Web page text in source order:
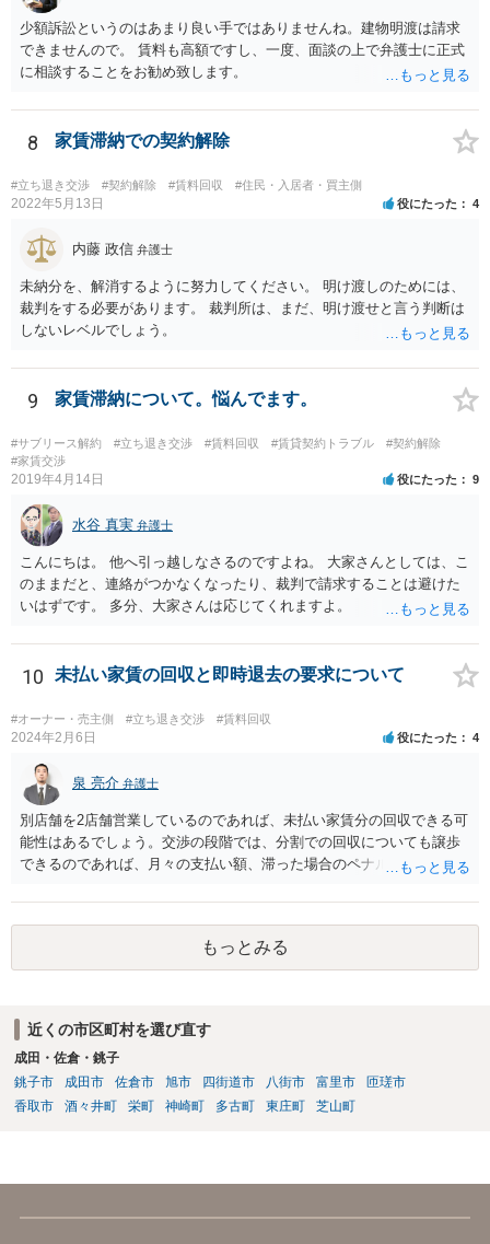
少額訴訟というのはあまり良い手ではありませんね。建物明渡は請求
できませんので。 賃料も高額ですし、一度、面談の上で弁護士に正式
に相談することをお勧め致します。
8 家賃滞納での契約解除
#立ち退き交渉 #契約解除 #賃料回収 #住民・入居者・買主側
2022年5月13日 役にたった 4
内藤 政信 弁護士
未納分を、解消するように努力してください。 明け渡しのためには、
裁判をする必要があります。 裁判所は、まだ、明け渡せと言う判断は
しないレベルでしょう。
9 家賃滞納について。悩んでます。
#サブリース解約 #立ち退き交渉 #賃料回収 #賃貸契約トラブル
#契約解除
#家賃交渉
2019年4月14日 役にたった 9
水谷 真実 弁護士
こんにちは。 他へ引っ越しなさるのですよね。 大家さんとしては、こ
のままだと、連絡がつかなくなったり、裁判で請求することは避けた
いはずです。 多分、大家さんは応じてくれますよ。
10 未払い家賃の回収と即時退去の要求について
#オーナー・売主側 #立ち退き交渉 #賃料回収
2024年2月6日 役にたった 4
泉 亮介 弁護士
別店舗を2店舗営業しているのであれば、未払い家賃分の回収できる可
能性はあるでしょう。交渉の段階では、分割での回収についても譲歩
できるのであれば、月々の支払い額、滞った場合のペナルティ等を定
で行い、相手方の対応次第では訴訟を検討するという形の方が、交渉
で解決した場合弁護士費用も安くなるためで良いかと思われます。
もっとみる
近くの市区町村を選び直す
成田・佐倉・銚子
銚子市
成田市 佐倉市 旭市 四街道市 八街市 富里市
匝瑳市
香取市
酒々井町 栄町 神崎町 多古町 東庄町 芝山町